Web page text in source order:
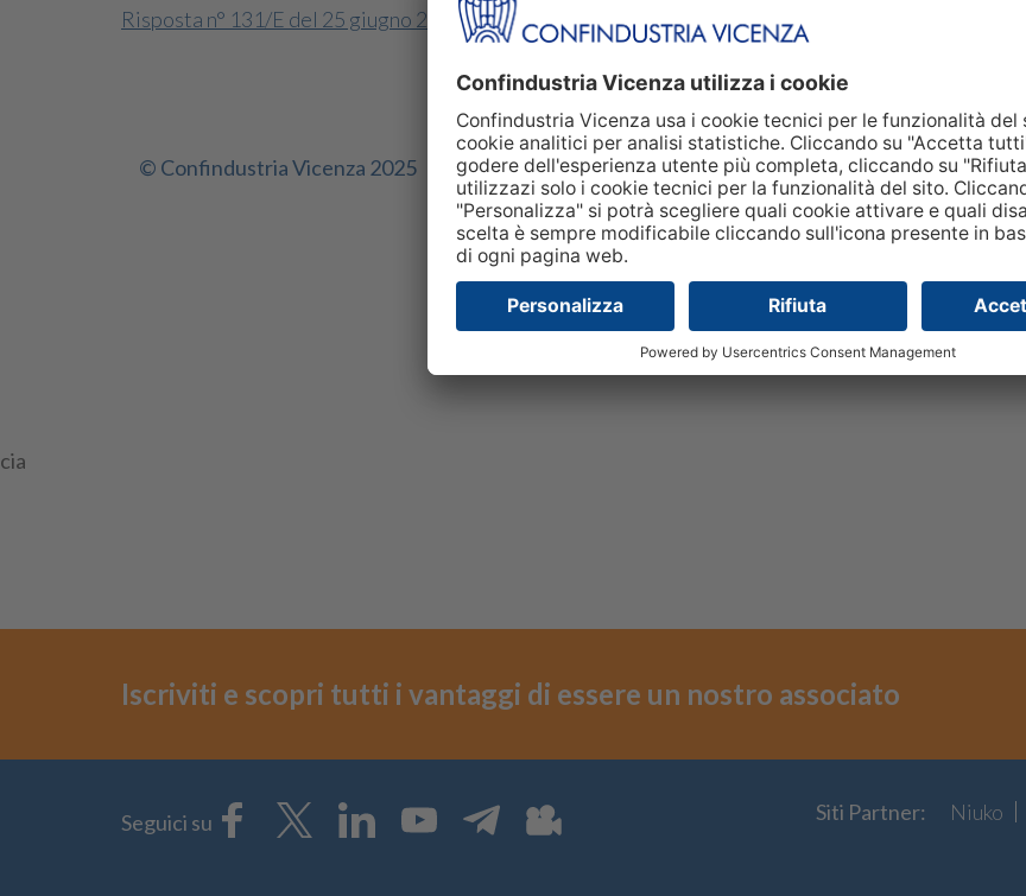
Risposta n° 131/E del 25 giugno 2026
© Confindustria Vicenza 2025
cia
Iscriviti e scopri tutti i vantaggi di essere un nostro associato
Seguici su Siti Partner: Niuko